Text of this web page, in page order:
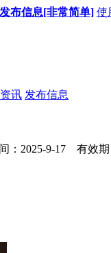
布信息[非常简单] 使
讯 发布信息
：2025-9-17 有效期